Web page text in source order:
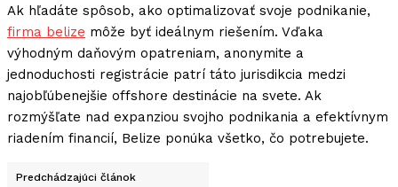
Ak hľadáte spôsob, ako optimalizovať svoje podnikanie,
firma belize môže byť ideálnym riešením. Vďaka
výhodným daňovým opatreniam, anonymite a
jednoduchosti registrácie patrí táto jurisdikcia medzi
najobľúbenejšie offshore destinácie na svete. Ak
rozmýšľate nad expanziou svojho podnikania a efektívnym
riadením financií, Belize ponúka všetko, čo potrebujete.
Predchádzajúci článok